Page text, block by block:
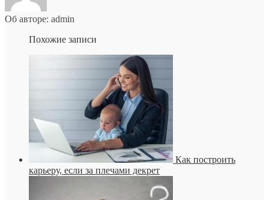
Об авторе: admin
Похожие записи
Как построить
карьеру, если за плечами декрет